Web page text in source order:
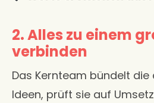
2. Alles zu einem
verbinden
Das Kernteam bündelt
Ideen, prüft sie auf